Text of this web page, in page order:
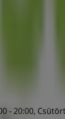
- 20:00,